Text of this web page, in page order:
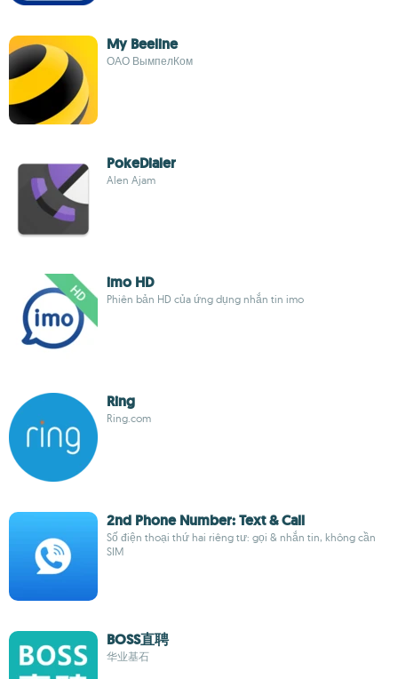
My Beeline
ОАО ВымпелКом
PokeDialer
Alen Ajam
imo HD
Phiên bản HD của ứng dụng nhắn tin imo
Ring
Ring.com
2nd Phone Number: Text & Call
Số điện thoại thứ hai riêng tư: gọi & nhắn tin, không cần
SIM
BOSS直聘
华业基石